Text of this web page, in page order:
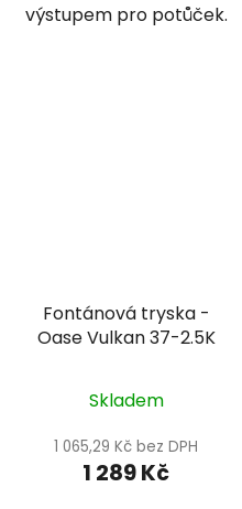
výstupem pro potůček.
Fontánová tryska -
Oase Vulkan 37-2.5K
Skladem
1 065,29 Kč bez DPH
1 289 Kč